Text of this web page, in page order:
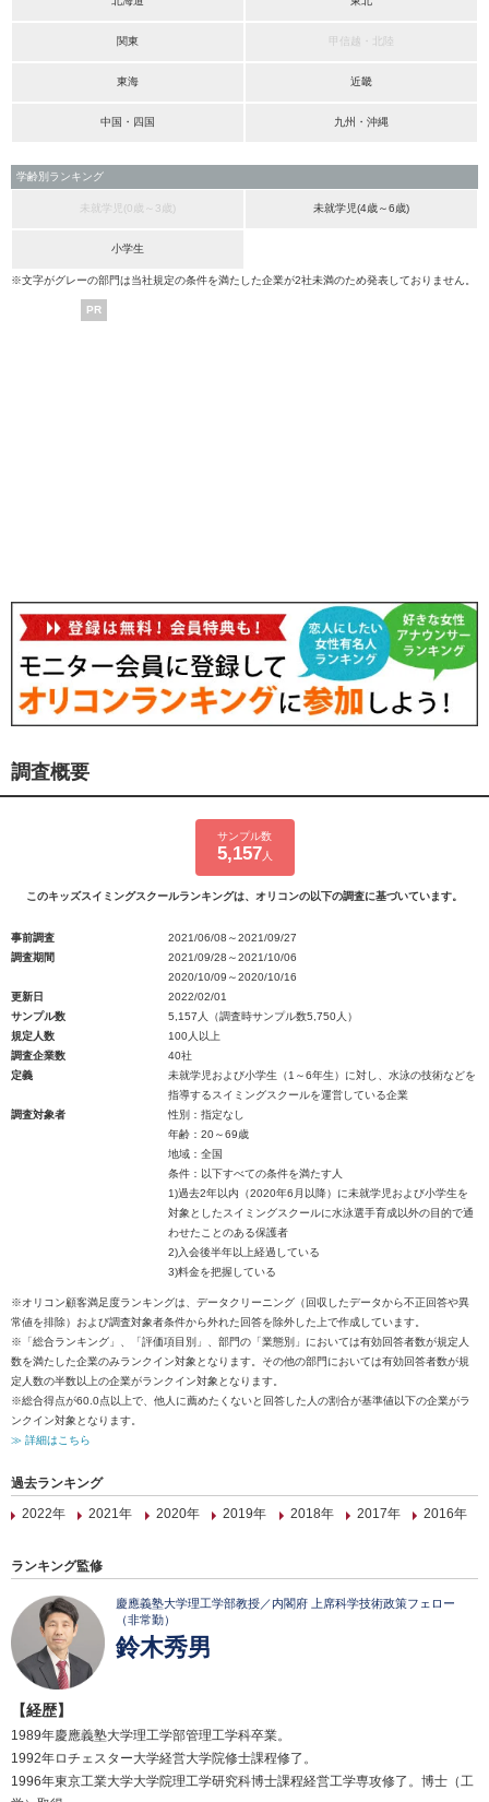
関東 甲信越・北陸
東海 近畿
中国・四国 九州・沖縄
学齢別ランキング
未就学児(0歳～3歳) 未就学児(4歳～6歳)
小学生
※文字がグレーの部門は当社規定の条件を満たした企業が2社未満のため発表しておりません。
PR
調査概要
サンプル数
5,157 人
このキッズスイミングスクールランキングは、オリコンの以下の調査に基づいています。
事前調査
2021/06/08～2021/09/27
調査期間
2021/09/28～2021/10/06
2020/10/09～2020/10/16
更新日
2022/02/01
サンプル数
5,157人（調査時サンプル数5,750人）
規定人数
100人以上
調査企業数
40社
定義
未就学児および小学生（1～6年生）に対し、水泳の技術などを
指導するスイミングスクールを運営している企業
調査対象者
性別：指定なし
年齢：20～69歳
地域：全国
条件：以下すべての条件を満たす人
1)過去2年以内（2020年6月以降）に未就学児および小学生を
対象としたスイミングスクールに水泳選手育成以外の目的で通
わせたことのある保護者
2)入会後半年以上経過している
3)料金を把握している
※オリコン顧客満足度ランキングは、データクリーニング（回収したデータから不正回答や異
常値を排除）および調査対象者条件から外れた回答を除外した上で作成しています。
※「総合ランキング」、「評価項目別」、部門の「業態別」においては有効回答者数が規定人
数を満たした企業のみランクイン対象となります。その他の部門においては有効回答者数が規
定人数の半数以上の企業がランクイン対象となります。
※総合得点が60.0点以上で、他人に薦めたくないと回答した人の割合が基準値以下の企業がラ
ンクイン対象となります。
≫ 詳細はこちら
過去ランキング
2022年
2021年 2020年 2019年 2018年 2017年 2016年
ランキング監修
慶應義塾大学理工学部教授／内閣府 上席科学技術政策フェロー
（非常勤）
鈴木秀男
【経歴】
1989年慶應義塾大学理工学部管理工学科卒業。
1992年ロチェスター大学経営大学院修士課程修了。
1996年東京工業大学大学院理工学研究科博士課程経営工学専攻修了。博士（工